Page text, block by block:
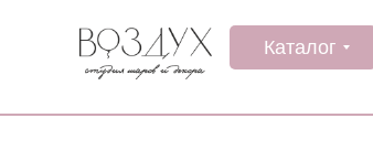
Каталог